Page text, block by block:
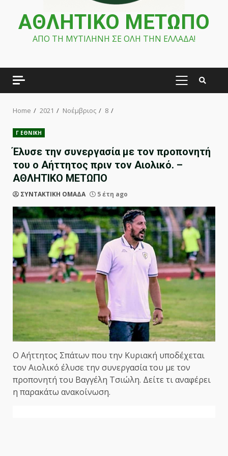
ΑΘΛΗΤΙΚΟ ΜΕΤΩΠΟ
ΑΠΟ ΤΗ ΜΥΤΙΛΗΝΗ ΣΕ ΟΛΗ ΤΗΝ ΕΛΛΑΔΑ!
PRIMARY
Home 2021 Νοέμβριος 8
Γ ΕΘΝΙΚΗ
Έλυσε την συνεργασία με τον προπονητή
του ο Αήττητος πριν τον Αιολικό. –
ΑΘΛΗΤΙΚΟ ΜΕΤΩΠΟ
ΣΥΝΤΑΚΤΙΚΗ ΟΜΑΔΑ 5 έτη ago
Ο Αήττητος Σπάτων που την Κυριακή υποδέχεται
τον Αιολικό έλυσε την συνεργασία του με τον
προπονητή του Βαγγέλη Τσιώλη. Δείτε τι αναφέρει
η παρακάτω ανακοίνωση.